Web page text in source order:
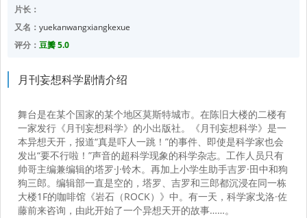
片长：
又名： yuekanwangxiangkexue
评分： 豆瓣 5.0
月刊妄想科学剧情介绍
舞台是在某个国家的某个地区莫斯特城市。在陈旧大楼的二楼有
一家发行《月刊妄想科学》的小出版社。《月刊妄想科学》是一
本异想天开，报道“真是吓人一跳！”的事件、即使是科学家也会
发出“要不行啦！”声音的超科学现象的科学杂志。工作人员只有
帅哥主编兼编辑的塔罗·J·铃木。再加上小学生助手吉罗·田中和狗
狗三郎。编辑部一直是空的，塔罗、吉罗和三郎都沉浸在同一栋
大楼1F的咖啡馆《岩石（ROCK）》中。有一天，科学家戈洛·佐
藤前来咨询，由此开始了一个异想天开的故事……。